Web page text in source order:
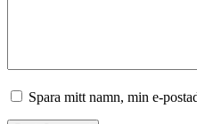
Spara mitt namn, min e-